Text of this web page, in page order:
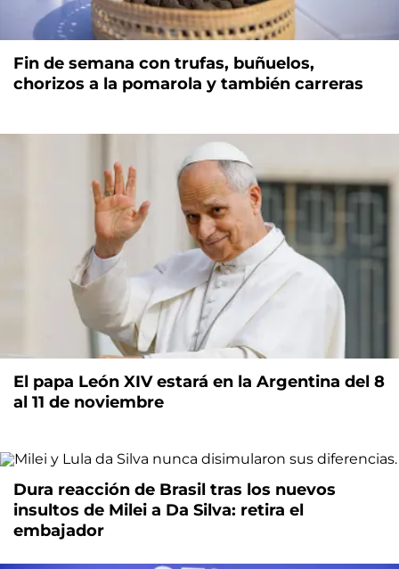
Fin de semana con trufas, buñuelos,
chorizos a la pomarola y también carreras
El papa León XIV estará en la Argentina del 8
al 11 de noviembre
Dura reacción de Brasil tras los nuevos
insultos de Milei a Da Silva: retira el
embajador